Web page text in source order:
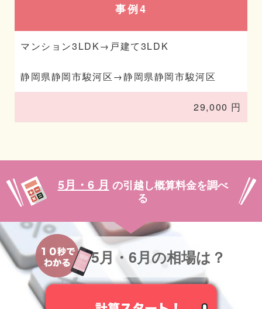
事例4
マンション3LDK→戸建て3LDK
静岡県静岡市駿河区→静岡県静岡市駿河区
29,000 円
5月・6 月 の引越し概算料金を調べ
る
5月・6月の相場は？